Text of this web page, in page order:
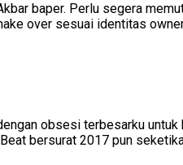
baper. Perlu segera
over sesuai identitas
obsesi terbesarku
bersurat 2017 pun